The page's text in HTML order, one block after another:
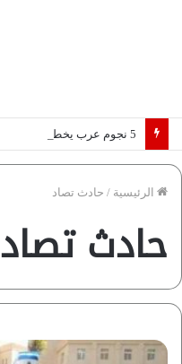
الرئيسية / حادث تصاد
حادث تصاد